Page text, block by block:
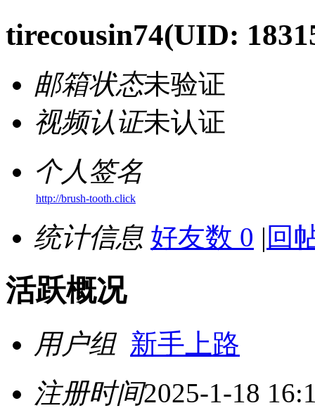
tirecousin74(UID:
邮箱状态未验证
视频认证未认证
个人签名
http://brush-tooth.click
统计信息 好友数 0 | 回
活跃概况
用户组 新手上路
注册时间2025-1-18